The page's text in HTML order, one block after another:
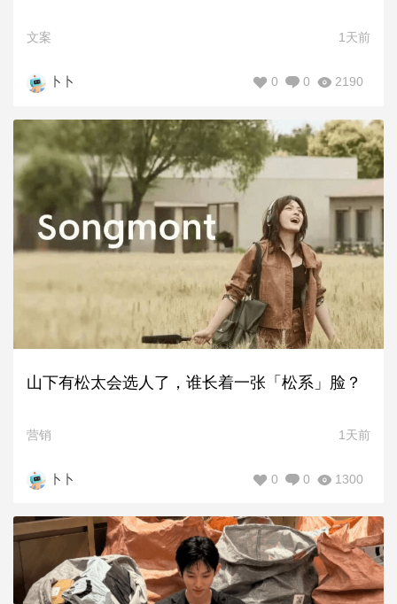
文案 1天前
卜卜 2190
0
0
山下有松太会选人了，谁长着一张「松系」脸？
营销 1天前
卜卜 1300
0
0